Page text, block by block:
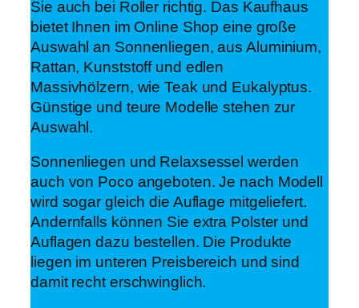
Sie auch bei Roller richtig. Das Kaufhaus
bietet Ihnen im Online Shop eine große
Auswahl an Sonnenliegen, aus Aluminium,
Rattan, Kunststoff und edlen
Massivhölzern, wie Teak und Eukalyptus.
Günstige und teure Modelle stehen zur
Auswahl.
Sonnenliegen und Relaxsessel werden
auch von Poco angeboten. Je nach Modell
wird sogar gleich die Auflage mitgeliefert.
Andernfalls können Sie extra Polster und
Auflagen dazu bestellen. Die Produkte
liegen im unteren Preisbereich und sind
damit recht erschwinglich.